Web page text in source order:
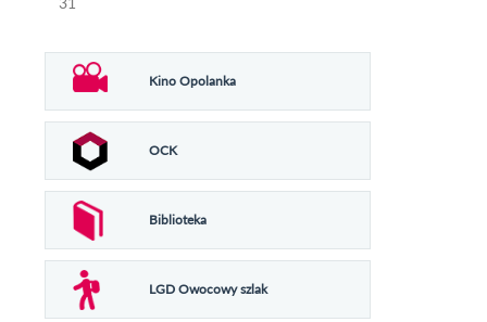
Kino Opolanka
OCK
Biblioteka
LGD Owocowy szlak